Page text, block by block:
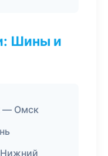
Шины и
— Омск